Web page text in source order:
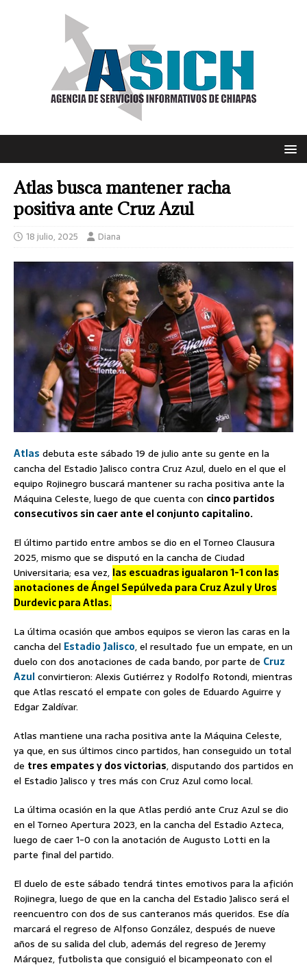
Atlas busca mantener racha
positiva ante Cruz Azul
18 julio, 2025 Diana
Atlas debuta este sábado 19 de julio ante su gente en la
cancha del Estadio Jalisco contra Cruz Azul, duelo en el que el
equipo Rojinegro buscará mantener su racha positiva ante la
Máquina Celeste, luego de que cuenta con cinco partidos
consecutivos sin caer ante el conjunto capitalino.
El último partido entre ambos se dio en el Torneo Clausura
2025, mismo que se disputó en la cancha de Ciudad
Universitaria; esa vez, las escuadras igualaron 1-1 con las
anotaciones de Ángel Sepúlveda para Cruz Azul y Uros
Durdevic para Atlas.
La última ocasión que ambos equipos se vieron las caras en la
cancha del Estadio Jalisco, el resultado fue un empate, en un
duelo con dos anotaciones de cada bando, por parte de Cruz
Azulconvirtieron: Alexis Gutiérrez y Rodolfo Rotondi, mientras
que Atlas rescató el empate con goles de Eduardo Aguirre y
Edgar Zaldívar.
Atlas mantiene una racha positiva ante la Máquina Celeste,
ya que, en sus últimos cinco partidos, han conseguido un total
de tres empates y dos victorias, disputando dos partidos en
el Estadio Jalisco y tres más con Cruz Azul como local.
La última ocasión en la que Atlas perdió ante Cruz Azul se dio
en el Torneo Apertura 2023, en la cancha del Estadio Azteca,
luego de caer 1-0 con la anotación de Augusto Lotti en la
parte final del partido.
El duelo de este sábado tendrá tintes emotivos para la afición
Rojinegra, luego de que en la cancha del Estadio Jalisco será el
reencuentro con dos de sus canteranos más queridos. Ese día
marcará el regreso de Alfonso González, después de nueve
años de su salida del club, además del regreso de Jeremy
Márquez, futbolista que consiguió el bicampeonato con el